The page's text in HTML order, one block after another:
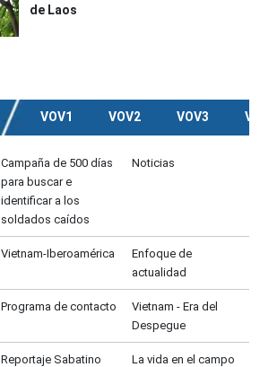
de Laos
VOV1 VOV2 VOV3
Campaña de 500 días
para buscar e
identificar a los
soldados caídos
Noticias
Vietnam-Iberoamérica
Enfoque de
actualidad
Programa de contacto
Vietnam - Era del
Despegue
Reportaje Sabatino La vida en el campo